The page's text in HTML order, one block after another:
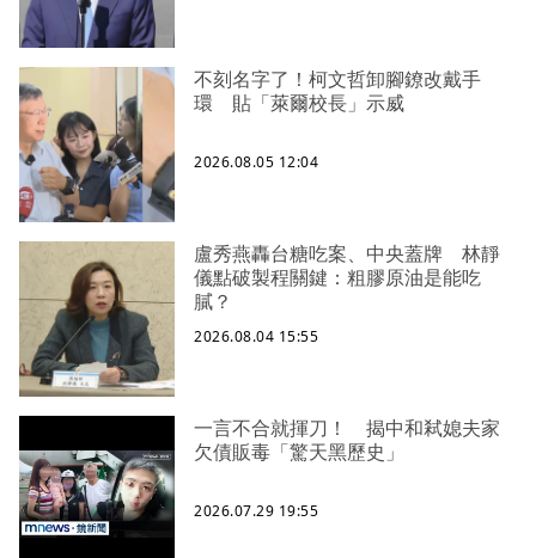
不刻名字了！柯文哲卸腳鐐改戴手
環 貼「萊爾校長」示威
2026.08.05 12:04
盧秀燕轟台糖吃案、中央蓋牌 林靜
儀點破製程關鍵：粗膠原油是能吃
膩？
2026.08.04 15:55
一言不合就揮刀！ 揭中和弒媳夫家
欠債販毒「驚天黑歷史」
2026.07.29 19:55